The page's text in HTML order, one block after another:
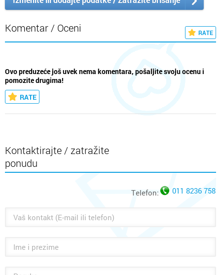
Komentar / Oceni RATE
Ovo preduzeće još uvek nema komentara, pošaljite svoju ocenu i
pomozite drugima!
RATE
Kontaktirajte / zatražite
ponudu
Telefon: 011 8236 758